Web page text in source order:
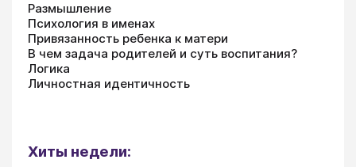
Размышление
Психология в именах
Привязанность ребенка к матери
В чем задача родителей и суть воспитания?
Логика
Личностная идентичность
Хиты недели: